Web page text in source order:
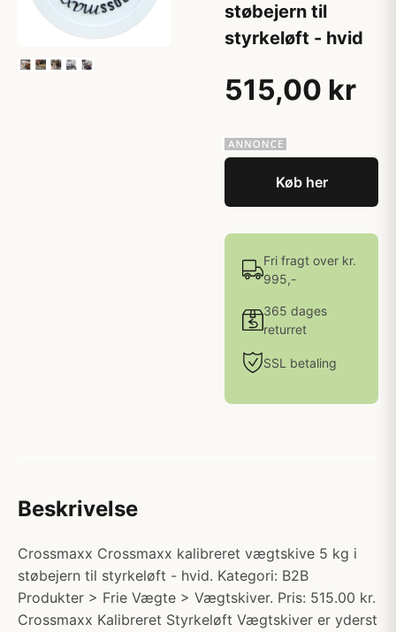
støbejern til
styrkeløft - hvid
515,00 kr
Køb her
Fri fragt over kr.
995,-
365 dages
returret
SSL betaling
Beskrivelse
Crossmaxx Crossmaxx kalibreret vægtskive 5 kg i
støbejern til styrkeløft - hvid. Kategori: B2B
Produkter > Frie Vægte > Vægtskiver. Pris: 515.00 kr.
Crossmaxx Kalibreret Styrkeløft Vægtskiver er yderst